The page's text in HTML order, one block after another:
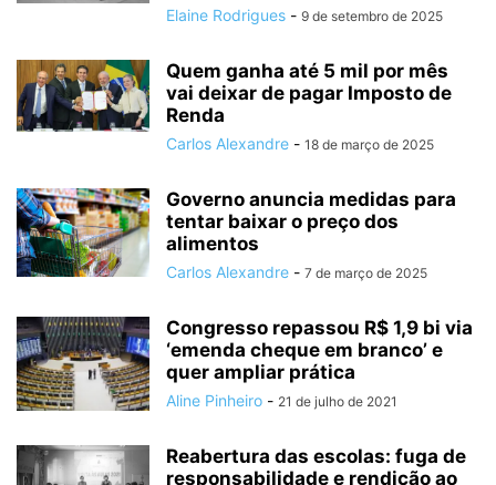
Elaine Rodrigues - 9 de setembro de 2025
Quem ganha até 5 mil por mês
vai deixar de pagar Imposto de
Renda
Carlos Alexandre - 18 de março de 2025
Governo anuncia medidas para
tentar baixar o preço dos
alimentos
Carlos Alexandre - 7 de março de 2025
Congresso repassou R$ 1,9 bi via
‘emenda cheque em branco’ e
quer ampliar prática
Aline Pinheiro - 21 de julho de 2021
Reabertura das escolas: fuga de
responsabilidade e rendição ao